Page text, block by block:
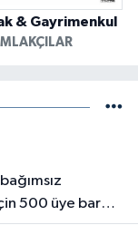
& Gayrimenkul
500 üye barajı